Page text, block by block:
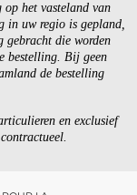
het vasteland van
in uw regio is gepland,
gebracht die worden
bestelling. Bij geen
de bestelling
en exclusief